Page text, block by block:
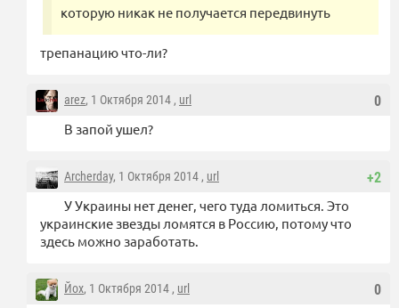
которую никак не получается передвинуть
трепанацию что-ли?
0
arez, 1 Октября 2014 , url
В запой ушел?
+2
Archerday, 1 Октября 2014 , url
У Украины нет денег, чего туда ломиться. Это
украинские звезды ломятся в Россию, потому что
здесь можно заработать.
0
Йох, 1 Октября 2014 , url